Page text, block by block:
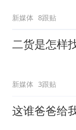
新媒体 8跟贴
二货是怎样
新媒体 3跟贴
这谁爸爸给